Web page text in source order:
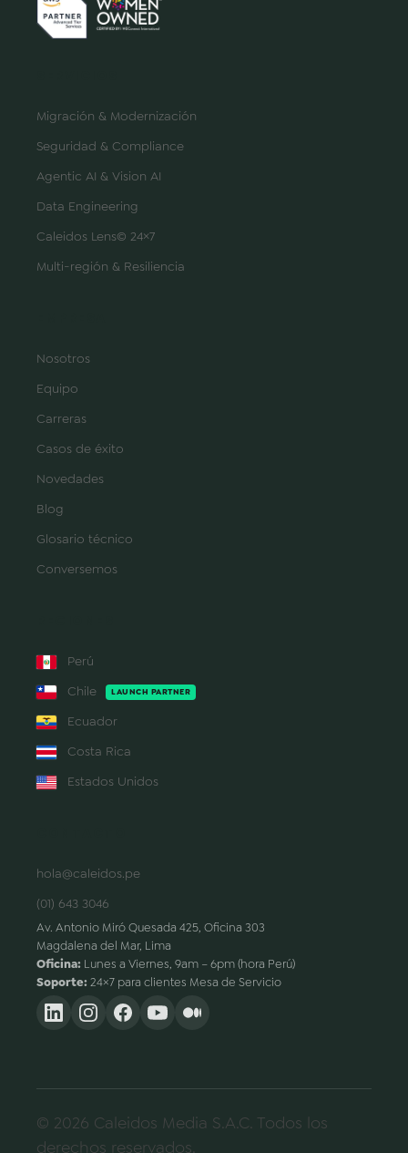
Migración & Modernización
Seguridad & Compliance
Agentic AI & Vision AI
Data Engineering
Caleidos Lens© 24×7
Multi-región & Resiliencia
Nosotros
Equipo
Carreras
Casos de éxito
Novedades
Blog
Glosario técnico
Conversemos
Perú
Chile
LAUNCH PARTNER
Ecuador
Costa Rica
Estados Unidos
hola@caleidos.pe
(01) 643 3046
Av. Antonio Miró Quesada 425, Oficina 303
Magdalena del Mar, Lima
Oficina: Lunes a Viernes, 9am – 6pm (hora Perú)
Soporte: 24×7 para clientes Mesa de Servicio
© 2026 Caleidos Media S.A.C. Todos los
derechos reservados.